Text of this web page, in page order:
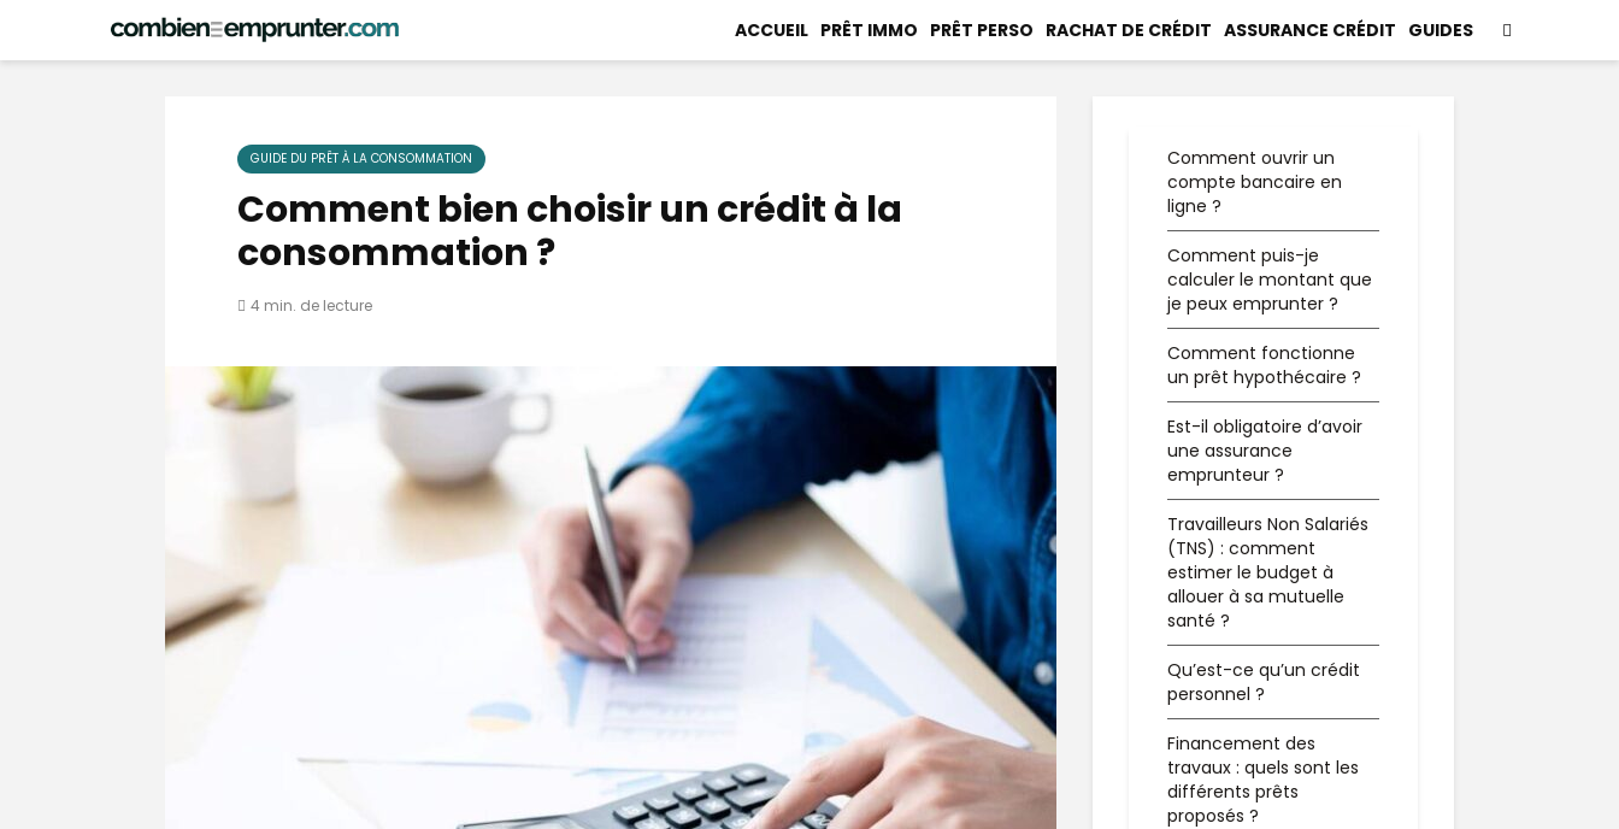
ACCUEIL PRÊT IMMO PRÊT PERSO RACHAT DE CRÉDIT ASSURANCE CRÉDIT GUIDES
GUIDE DU PRÊT À LA CONSOMMATION
Comment bien choisir un crédit à la
consommation ?
4 min. de lecture
Comment ouvrir un
compte bancaire en
ligne ?
Comment puis-je
calculer le montant que
je peux emprunter ?
Comment fonctionne
un prêt hypothécaire ?
Est-il obligatoire d’avoir
une assurance
emprunteur ?
Travailleurs Non Salariés
(TNS) : comment
estimer le budget à
allouer à sa mutuelle
santé ?
Qu’est-ce qu’un crédit
personnel ?
Financement des
travaux : quels sont les
différents prêts
proposés ?